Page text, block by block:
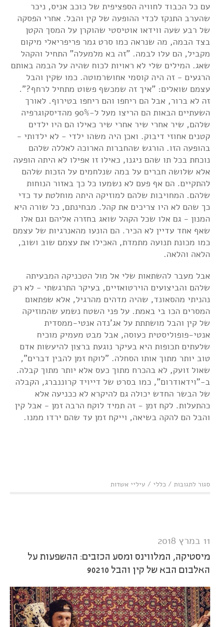
עם כל הכבוד לחוויה הספציפית של כוכב אניס, ניכר
שהערב התנקז לכדי ההופעה של קין והבל. אחרי הפסקה
של רבע שעה ווידאו אוטיסטי שהוקרן על המסך הקטן
בצד הבמה, מה שנראה כמו סרט גמר פריפריאלי מיקום
מקביל, הם עלו לבמה. "זה בא מלמעלה" התחיל והקהל
שאג. המילים שלי לא ראויות לכוח שהיה על הבמה באותם
הרגעים - זה היה קוסמי אחושרמוטה. כמו שקין והבל
עצמם שואלים: "איך זה שמכשף פשוט מתחיל לרחף?".
זה לא ברור, אבל הם ריחפו והם ריחפו בטירוף. לאורך
השעתיים הבאות הם הריצו מעל ל-90% מהדיסקוגרפיה
שלהם, שיר אחרי שיר אחרי שיר כאילו הם היו ילדים
קטנים אחוזי דיבוק. ואכן היה משהו ילדי - לא ילדותי -
בהופעה הזו. הורגש שהחברות הארוכה לאללה שלהם
נוכחת בכל תו שהם ניגנו, כאילו זו אפילו לא היתה הופעה
אלא שלושה חברים על במה שנלחמים על הזכות שלהם
להתקיים. הם אף פעם לא נשמעו כל כך באזור הנוחות
שלהם. המחויבות שלהם למוזיקה היתה מוחלטת עד כדי
כך שהם לא היו צריכים את קהל. מבחינתם, כל שורה היא
המנון - גם אלו שכל הקהל שואג בחזרה אליהם וגם אלו
שאף אחד עדיין לא הכיר. הם הונעו מהאנרגיות של עצמם
כמו מכונת תנועה מתמדת, האכילו את עצמם שוב ושוב,
הלאה והלאה.
אבל מעבר להשתאות שלי אל מול הטכניקה המבעיתה
שלהם והביצועים הוירטואזיים, בעיקר התרגשתי - לא רק
נהניתי מהסאונד, שהיה מדהים מהרגיל, אלא שפתאום
המסרים הכו בי באמת. על פני השטח נשמע שהמוזיקה
של קין והבל מושתתת על אג'נדה אנטי-ממסדית
אנטי-פופוליסטית כעוסה, אבל מבט מעמיק מוכיח
שלעתים תכופות היא בעיקר נוגעת ברצון להיעשות אדם
טוב יותר מתוך אותו הסחלה. "לוקח זמן להבין דברים",
שאול זועק, לא בהכרח מתוך כעס אלא יותר מתוך קבלה.
ב-"וידאודרום", כמו בסרט של דייויד קרוננברג, הקבלה
של הבשר החדש יכולה גם להיקרא לא ככניעה אלא
כהתעלות. לקח זמן - זה תמיד לוקח הרבה זמן - אבל קין
והבל הם להקה בשיאה, וייקח זמן עד שהם ירדו ממנו.
סגור לתגובותעל
כדי פחד
/ כללי / עיליי אשדות
11 במרץ 2018
מיסטיקה, המלווינס ומסע הכזבים: ההשפעות על
האלבום הבא של קין והבל 90210